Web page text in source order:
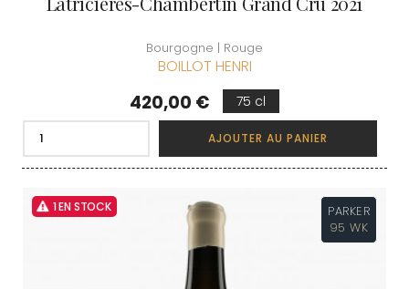
Bourgogne | Rouge
BOILLOT HENRI
Prix
420,00 € 75 cl
AJOUTER AU PANIER
1 EN STOCK
PARKER
95 WK